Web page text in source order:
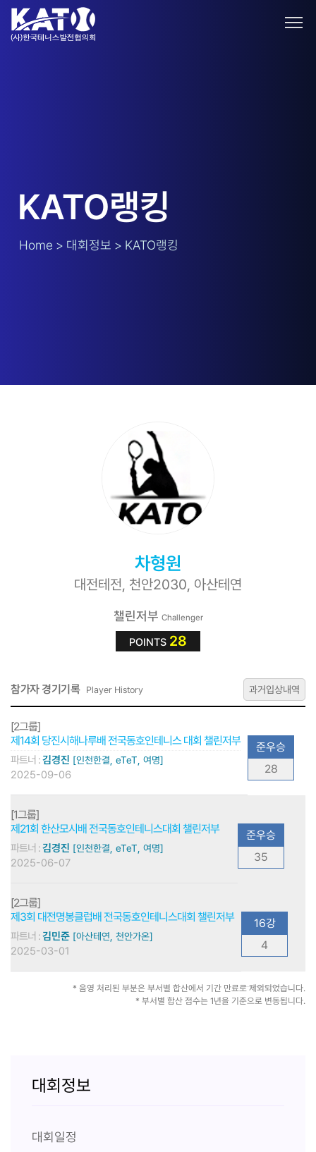
KATO랭킹
Home > 대회정보 > KATO랭킹
차형원
대전테전, 천안2030, 아산테연
챌린저부 Challenger
POINTS 28
참가자 경기기록 Player History 과거입상내역
[2그룹]
제14회 당진시해나루배 전국동호인테니스 대회 챌린저부
파트너 :김경진 [인천한결, eTeT, 여명]
2025-09-06
준우승
28
[1그룹]
제21회 한산모시배 전국동호인테니스대회 챌린저부
파트너 :김경진 [인천한결, eTeT, 여명]
2025-06-07
준우승
35
[2그룹]
제3회 대전명봉클럽배 전국동호인테니스대회 챌린저부
파트너 :김민준 [아산테연, 천안가온]
2025-03-01
16강
4
* 음영 처리된 부분은 부서별 합산에서 기간 만료로 제외되었습니다.
* 부서별 합산 점수는 1년을 기준으로 변동됩니다.
대회정보
대회일정